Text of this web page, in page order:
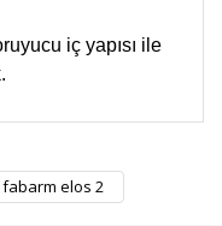
iç yapısı ile
yapın!
fabarm elos 2